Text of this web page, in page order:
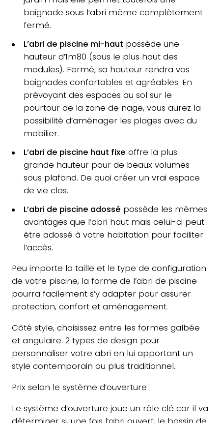
baignade sous l’abri même complètement
fermé.
L’abri de piscine mi-haut possède une
hauteur d’1m80 (sous le plus haut des
modules). Fermé, sa hauteur rendra vos
baignades confortables et agréables. En
prévoyant des espaces au sol sur le
pourtour de la zone de nage, vous aurez la
possibilité d’aménager les plages avec du
mobilier.
L’abri de piscine haut fixe offre la plus
grande hauteur pour de beaux volumes
sous plafond. De quoi créer un vrai espace
de vie clos.
L’abri de piscine adossé possède les mêmes
avantages que l’abri haut mais celui-ci peut
être adossé à votre habitation pour faciliter
l’accès.
Peu importe la taille et le type de configuration
de votre piscine, la forme de l’abri de piscine
pourra facilement s’y adapter pour assurer
protection, confort et aménagement.
Côté style, choisissez entre les formes galbée
et angulaire. 2 types de design pour
personnaliser votre abri en lui apportant un
style contemporain ou plus traditionnel.
Prix selon le système d’ouverture
Le système d’ouverture joue un rôle clé car il va